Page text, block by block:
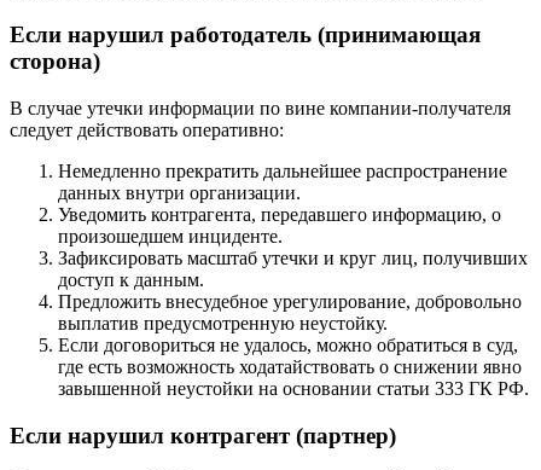
Если нарушил работодатель (принимающая
сторона)
В случае утечки информации по вине компании-получателя
следует действовать оперативно:
Немедленно прекратить дальнейшее распространение
данных внутри организации.
Уведомить контрагента, передавшего информацию, о
произошедшем инциденте.
Зафиксировать масштаб утечки и круг лиц, получивших
доступ к данным.
Предложить внесудебное урегулирование, добровольно
выплатив предусмотренную неустойку.
Если договориться не удалось, можно обратиться в суд,
где есть возможность ходатайствовать о снижении явно
завышенной неустойки на основании статьи 333 ГК РФ.
Если нарушил контрагент (партнер)